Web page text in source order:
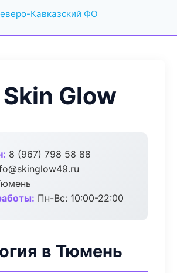
Кавказский ФО
Glow
8 (967) 798 58 88
Пн-Вс: 10:00-22:00
в Тюмень